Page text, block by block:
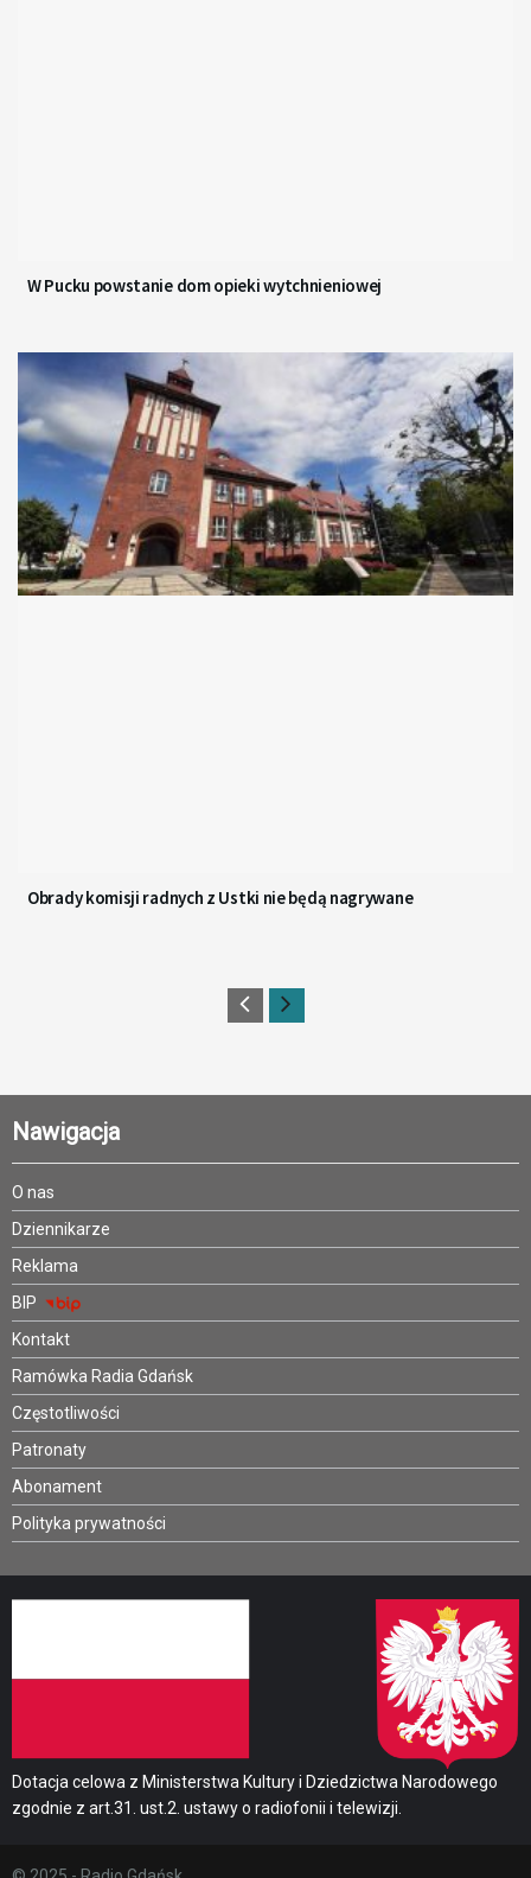
W Pucku powstanie dom opieki wytchnieniowej
Obrady komisji radnych z Ustki nie będą nagrywane
Nawigacja
O nas
Dziennikarze
Reklama
BIP
Kontakt
Ramówka Radia Gdańsk
Częstotliwości
Patronaty
Abonament
Polityka prywatności
Dotacja celowa z Ministerstwa Kultury i Dziedzictwa Narodowego
zgodnie z art.31. ust.2. ustawy o radiofonii i telewizji.